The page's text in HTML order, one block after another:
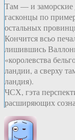
Там — и заморские
гасконцы по
остальных
Кончится всьо
лишившись
«королевства
ландии, а сверху
ландия).
ЧСХ, гэта
расширяющих